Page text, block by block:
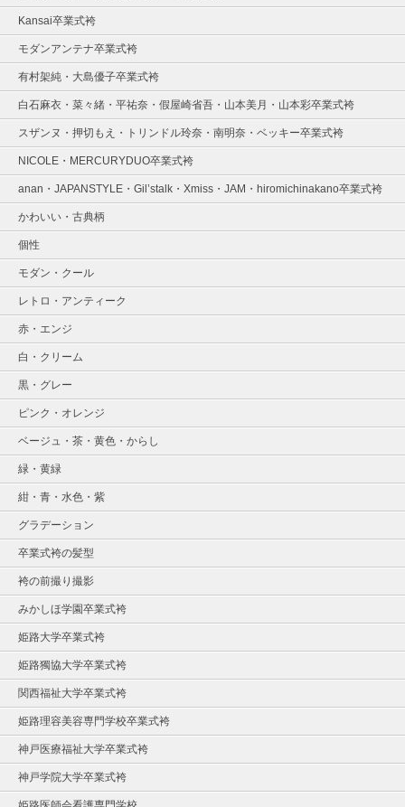
Kansai卒業式袴
モダンアンテナ卒業式袴
有村架純・大島優子卒業式袴
白石麻衣・菜々緒・平祐奈・假屋崎省吾・山本美月・山本彩卒業式袴
スザンヌ・押切もえ・トリンドル玲奈・南明奈・ベッキー卒業式袴
NICOLE・MERCURYDUO卒業式袴
anan・JAPANSTYLE・Gil’stalk・Xmiss・JAM・hiromichinakano卒業式袴
かわいい・古典柄
個性
モダン・クール
レトロ・アンティーク
赤・エンジ
白・クリーム
黒・グレー
ピンク・オレンジ
ベージュ・茶・黄色・からし
緑・黄緑
紺・青・水色・紫
グラデーション
卒業式袴の髪型
袴の前撮り撮影
みかしほ学園卒業式袴
姫路大学卒業式袴
姫路獨協大学卒業式袴
関西福祉大学卒業式袴
姫路理容美容専門学校卒業式袴
神戸医療福祉大学卒業式袴
神戸学院大学卒業式袴